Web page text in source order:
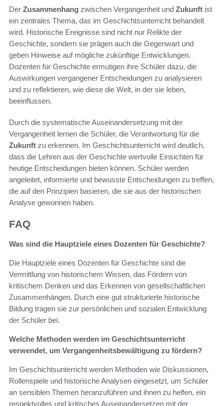
Der Zusammenhang zwischen Vergangenheit und Zukunft ist
ein zentrales Thema, das im Geschichtsunterricht behandelt
wird. Historische Ereignisse sind nicht nur Relikte der
Geschichte, sondern sie prägen auch die Gegenwart und
geben Hinweise auf mögliche zukünftige Entwicklungen.
Dozenten für Geschichte ermutigen ihre Schüler dazu, die
Auswirkungen vergangener Entscheidungen zu analysieren
und zu reflektieren, wie diese die Welt, in der sie leben,
beeinflussen.
Durch die systematische Auseinandersetzung mit der
Vergangenheit lernen die Schüler, die Verantwortung für die
Zukunft zu erkennen. Im Geschichtsunterricht wird deutlich,
dass die Lehren aus der Geschichte wertvolle Einsichten für
heutige Entscheidungen bieten können. Schüler werden
angeleitet, informierte und bewusste Entscheidungen zu treffen,
die auf den Prinzipien basieren, die sie aus der historischen
Analyse gewonnen haben.
FAQ
Was sind die Hauptziele eines Dozenten für Geschichte?
Die Hauptziele eines Dozenten für Geschichte sind die
Vermittlung von historischem Wissen, das Fördern von
kritischem Denken und das Erkennen von gesellschaftlichen
Zusammenhängen. Durch eine gut strukturierte historische
Bildung tragen sie zur persönlichen und sozialen Entwicklung
der Schüler bei.
Welche Methoden werden im Geschichtsunterricht
verwendet, um Vergangenheitsbewältigung zu fördern?
Im Geschichtsunterricht werden Methoden wie Diskussionen,
Rollenspiele und historische Analysen eingesetzt, um Schüler
an sensiblen Themen heranzuführen und ihnen zu helfen, ein
respektvolles und kritisches Auseinandersetzen mit der